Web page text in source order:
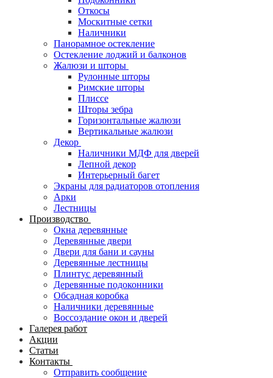
Откосы
Москитные сетки
Наличники
Панорамное остекление
Остекление лоджий и балконов
Жалюзи и шторы
Рулонные шторы
Римские шторы
Плиссе
Шторы зебра
Горизонтальные жалюзи
Вертикальные жалюзи
Декор
Наличники МДФ для дверей
Лепной декор
Интерьерный багет
Экраны для радиаторов отопления
Арки
Лестницы
Производство
Окна деревянные
Деревянные двери
Двери для бани и сауны
Деревянные лестницы
Плинтус деревянный
Деревянные подоконники
Обсадная коробка
Наличники деревянные
Воссоздание окон и дверей
Галерея работ
Акции
Статьи
Контакты
Отправить сообщение